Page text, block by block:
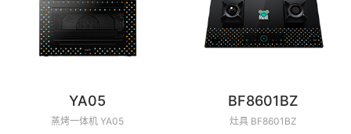
YA05
蒸烤一体机 YA05
BF8601BZ
灶具 BF8601BZ